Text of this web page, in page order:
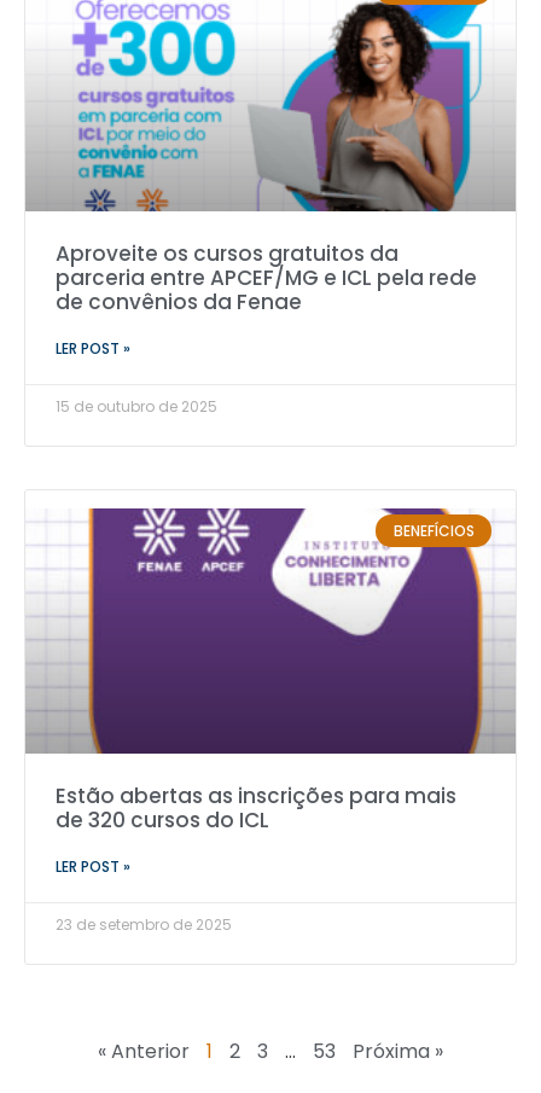
Aproveite os cursos gratuitos da
parceria entre APCEF/MG e ICL pela rede
de convênios da Fenae
LER POST »
15 de outubro de 2025
BENEFÍCIOS
Estão abertas as inscrições para mais
de 320 cursos do ICL
LER POST »
23 de setembro de 2025
« Anterior 1 2 3 … 53 Próxima »